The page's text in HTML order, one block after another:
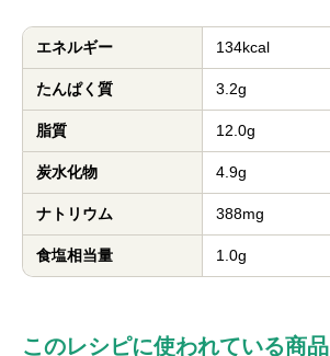
エネルギー 134kcal
たんぱく質 3.2g
脂質 12.0g
炭水化物 4.9g
ナトリウム 388mg
食塩相当量 1.0g
このレシピに使われている商品